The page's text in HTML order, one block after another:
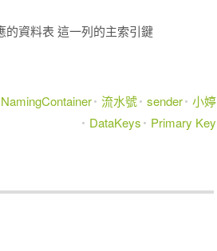
的資料表 這一列的主索引鍵
NamingContainer 流水號 sender 小婷
DataKeys
Primary Key